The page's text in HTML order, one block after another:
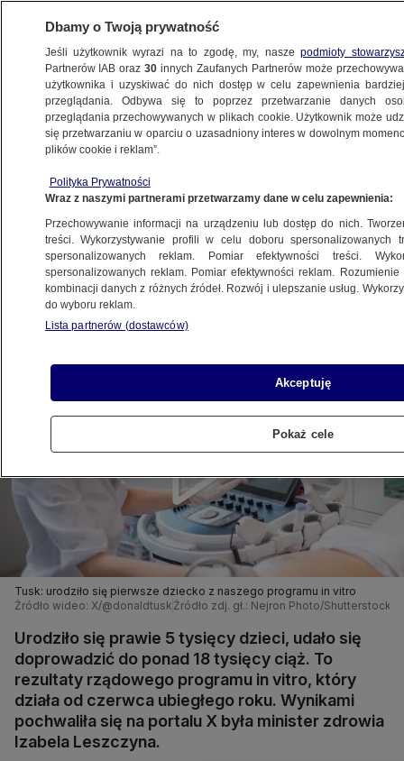
ZDROWIE
ZDROWIE
spełnić swoje marzenia i być rodzicami"
Piotr Wójcik
11.09.2025, 15:56
Posłuchaj artykułu
Czyta lektor AI
Tusk: urodziło się pierwsze dziecko z naszego programu in vitro
Źródło wideo: X/@donaldtusk Źródło zdj. gł.: Nejron Photo/Shutterstock
Urodziło się prawie 5 tysięcy dzieci, udało się
doprowadzić do ponad 18 tysięcy ciąż. To
rezultaty rządowego programu in vitro, który
działa od czerwca ubiegłego roku. Wynikami
pochwaliła się na portalu X była minister zdrowia
Izabela Leszczyna.
Dbamy o Twoją prywatność
Jeśli użytkownik wyrazi na to zgodę, my, naszepodmioty
Partnerów IAB oraz30 innych Zaufanych Partnerów może
użytkownika i uzyskiwać do nich dostęp w celu zapewnienia
przeglądania. Odbywa się to poprzez przetwarzanie danych
przeglądania przechowywanych w plikach cookie. Użytkownik może
się przetwarzaniu w oparciu o uzasadniony interes w dowolnym
plików cookie i reklam”.
Polityka Prywatności
Wraz z naszymi partnerami przetwarzamy dane w celu zapewnienia:
Przechowywanie informacji na urządzeniu lub dostęp do nich.
treści. Wykorzystywanie profili w celu doboru spersonalizowanych
spersonalizowanych reklam. Pomiar efektywności treści.
spersonalizowanych reklam. Pomiar efektywności reklam.
kombinacji danych z różnych źródeł. Rozwój i ulepszanie usług.
do wyboru reklam.
Lista partnerów (dostawców)
Akceptuję
Pokaż cele